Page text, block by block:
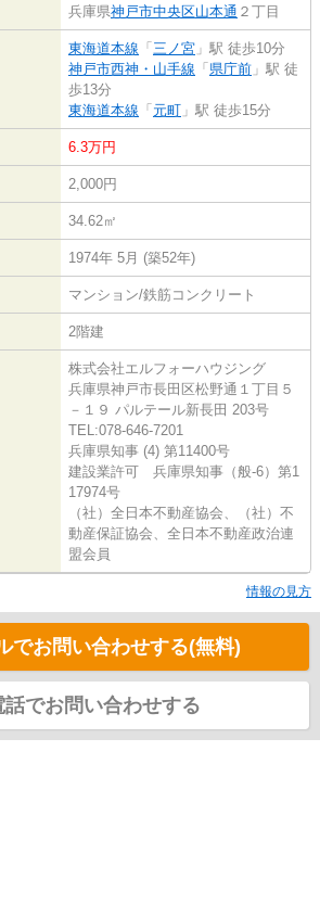
兵庫県神戸市中央区山本通 ２丁目
東海道本線 「三ノ宮 」駅 徒歩10分
神戸市西神・山手線 「県庁前 」駅 徒
歩13分
東海道本線 「元町 」駅 徒歩15分
6.3万円
2,000円
34.62㎡
1974年 5月 (築52年)
マンション/鉄筋コンクリート
2階建
株式会社エルフォーハウジング
兵庫県神戸市長田区松野通１丁目５
－１９ パルテール新長田 203号
TEL:078-646-7201
兵庫県知事 (4) 第11400号
建設業許可 兵庫県知事（般-6）第1
17974号
（社）全日本不動産協会、（社）不
動産保証協会、全日本不動産政治連
盟会員
情報の見方
でお問い合わせする(無料)
話でお問い合わせする